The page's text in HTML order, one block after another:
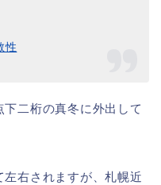
性
二桁の真冬に外出して
右されますが、札幌近